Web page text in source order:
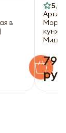
в
5,0
79